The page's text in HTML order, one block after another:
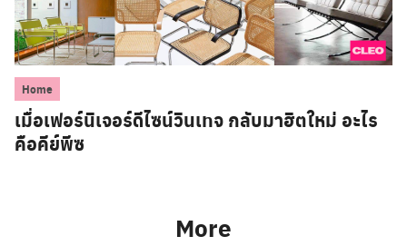
Home
เมื่อเฟอร์นิเจอร์ดีไซน์วินเทจ กลับมาฮิตใหม่ อะไร
คือคีย์พีซ
More